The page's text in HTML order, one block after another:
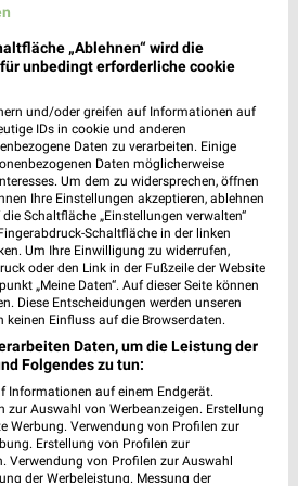
PROSPEKTE
& Angebote App
„Ablehnen“ wird die
unbedingt erforderliche cookie
und/oder greifen auf Informationen auf
IDs in cookie und anderen
Daten zu verarbeiten. Einige
Daten möglicherweise
Um dem zu widersprechen, öffnen
Ihre Einstellungen akzeptieren, ablehnen
Schaltfläche „Einstellungen verwalten“
Schaltfläche in der linken
Um Ihre Einwilligung zu widerrufen,
oder den Link in der Fußzeile der Website
„Meine Daten“. Auf dieser Seite können
Diese Entscheidungen werden unseren
Einfluss auf die Browserdaten.
Daten, um die Leistung der
Folgendes zu tun:
Informationen auf einem Endgerät.
zur Auswahl von Werbeanzeigen. Erstellung
Werbung. Verwendung von Profilen zur
Erstellung von Profilen zur
Verwendung von Profilen zur Auswahl
der Werbeleistung. Messung der